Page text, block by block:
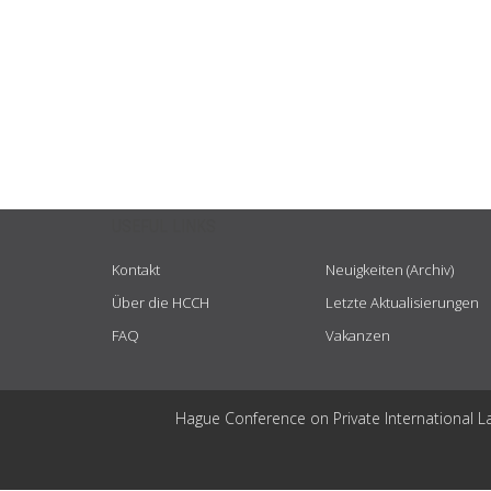
Kontakt
Über die HCCH
FAQ
Neuigkeiten (Archiv)
Letzte Aktualisierungen
Vakanzen
Hague Conference on Private International